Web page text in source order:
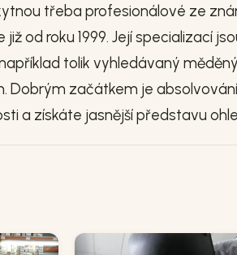
třeba profesionálové ze
od roku 1999. Její specializací
tolik vyhledávaný
Dobrým začátkem je
a získáte jasnější představu